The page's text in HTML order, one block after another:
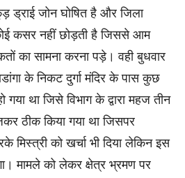
ड्राई जोन घोषित है और जिला
कसर नहीं छोड़ती है जिससे आम
का सामना करना पड़े। वही बुधवार
के निकट दुर्गा मंदिर के पास कुछ
गया था जिसे विभाग के द्वारा महज तीन
ठीक किया गया था जिसपर
मिस्त्री को खर्चा भी दिया लेकिन इस
मामले को लेकर क्षेत्र भ्रमण पर